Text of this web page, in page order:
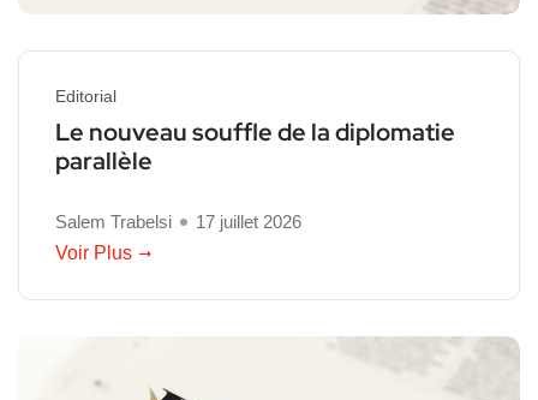
Editorial
Le nouveau souffle de la diplomatie
parallèle
Salem Trabelsi
17 juillet 2026
Voir Plus